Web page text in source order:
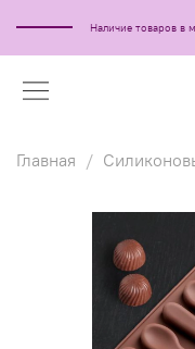
Наличие товаров в
Главная